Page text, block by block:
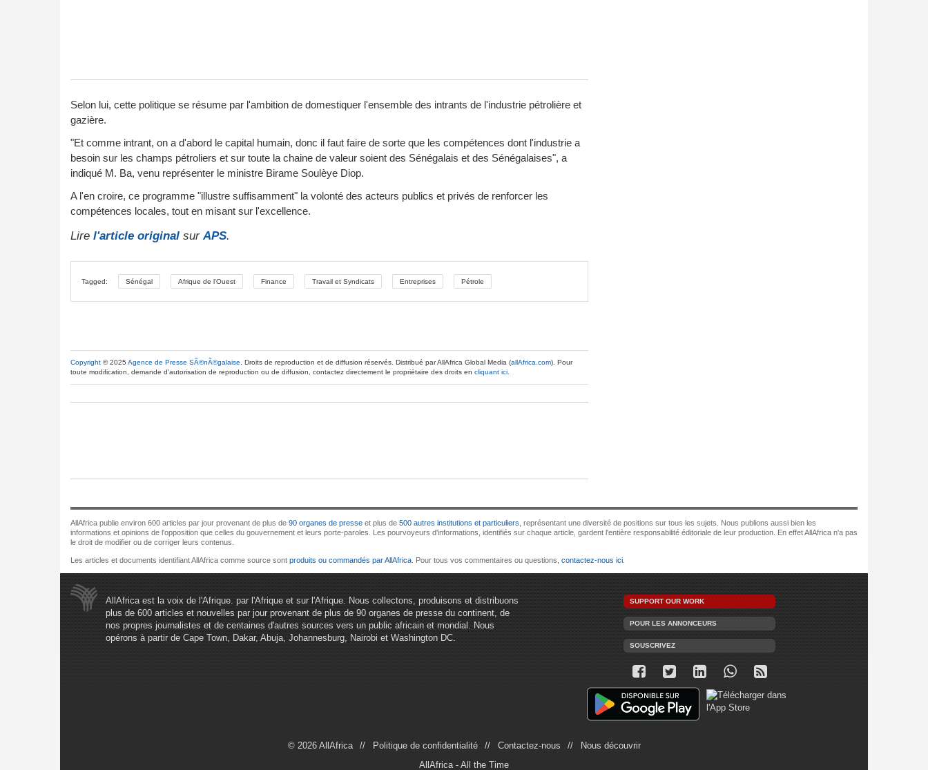
Selon lui, cette politique se résume par l'ambition de domestiquer l'ensemble des intrants de l'industrie pétrolière et
gazière.
"Et comme intrant, on a d'abord le capital humain, donc il faut faire de sorte que les compétences dont l'industrie a
besoin sur les champs pétroliers et sur toute la chaine de valeur soient des Sénégalais et des Sénégalaises", a
indiqué M. Ba, venu représenter le ministre Birame Soulèye Diop.
A l'en croire, ce programme "illustre suffisamment" la volonté des acteurs publics et privés de renforcer les
compétences locales, tout en misant sur l'excellence.
Lire l'article original sur APS.
Tagged: Sénégal Afrique de l'Ouest Finance Travail et Syndicats Entreprises Pétrole
Copyright © 2025 Agence de Presse SÃ©nÃ©galaise. Droits de reproduction et de diffusion réservés. Distribué par AllAfrica Global Media (allAfrica.com). Pour
toute modification, demande d'autorisation de reproduction ou de diffusion, contactez directement le propriétaire des droits en cliquant ici.
AllAfrica publie environ 600 articles par jour provenant de plus de 90 organes de presse et plus de 500 autres institutions et particuliers , représentant une diversité de positions sur tous les sujets. Nous publions aussi bien les
informations et opinions de l'opposition que celles du gouvernement et leurs porte-paroles. Les pourvoyeurs d'informations, identifiés sur chaque article, gardent l'entière responsabilité éditoriale de leur production. En effet AllAfrica n'a pas
le droit de modifier ou de corriger leurs contenus.
Les articles et documents identifiant AllAfrica comme source sont produits ou commandés par AllAfrica . Pour tous vos commentaires ou questions, contactez-nous ici
AllAfrica est la voix de l'Afrique. par l'Afrique et sur l'Afrique. Nous collectons, produisons et distribuons
plus de 600 articles et nouvelles par jour provenant de plus de 90 organes de presse du continent, de
nos propres journalistes et de centaines d'autres sources vers un public africain et mondial. Nous
opérons à partir de Cape Town, Dakar, Abuja, Johannesburg, Nairobi et Washington DC.
SUPPORT OUR WORK
POUR LES ANNONCEURS
SOUSCRIVEZ
© 2026 AllAfrica Politique de confidentialité Contactez-nous
Nous découvrir
AllAfrica - All the Time